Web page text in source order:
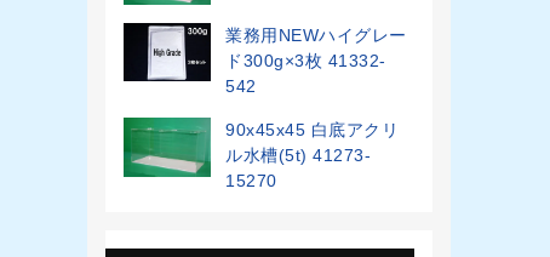
業務用NEWハイグレー
ド300g×3枚 41332-
542
90x45x45 白底アクリ
ル水槽(5t) 41273-
15270